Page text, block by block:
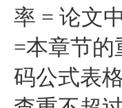
率 = 论文
=本章节
码公式表